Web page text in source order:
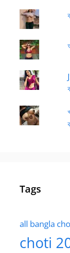
Tags
all bangla
choti